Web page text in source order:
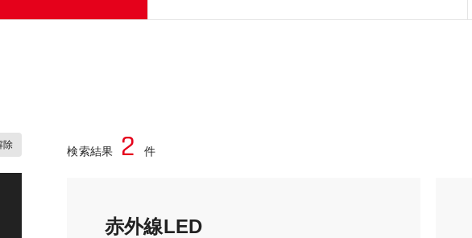
除 検索結果 2 件
赤外線LED